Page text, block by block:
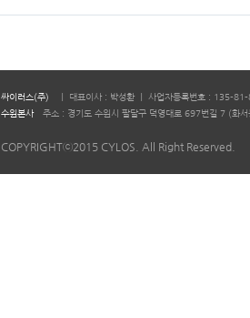
싸이러스(주)
ㅣ 대표이사 : 박성환 ㅣ 사업자등록번호 : 135-
수원본사
주소 : 경기도 수원시 팔달구 덕영대로 697번길 7 (
COPYRIGHTⓒ2015 CYLOS. All Right Reserved.